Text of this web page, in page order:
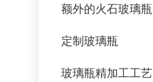
额外的火石玻璃瓶
定制玻璃瓶
玻璃瓶精加工工艺